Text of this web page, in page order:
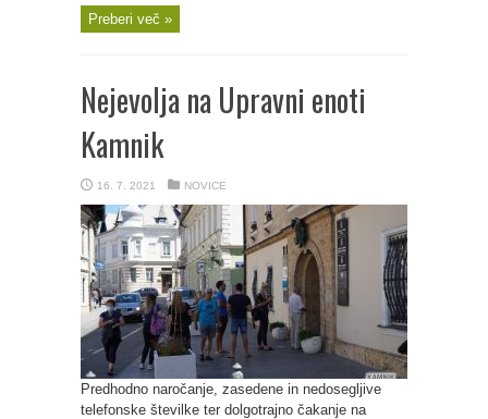
Preberi več »
Nejevolja na Upravni enoti
Kamnik
16. 7. 2021 NOVICE
Predhodno naročanje, zasedene in nedosegljive
telefonske številke ter dolgotrajno čakanje na